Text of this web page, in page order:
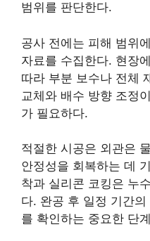
범위를 판단한다.
공사 전에는 피해 범위
자료를 수집한다. 현장
따라 부분 보수나 전체
교체와 배수 방향 조정
가 필요하다.
적절한 시공은 외관은
안정성을 회복하는 데
착과 실리콘 코킹은 누
다. 완공 후 일정 기간
를 확인하는 중요한 단